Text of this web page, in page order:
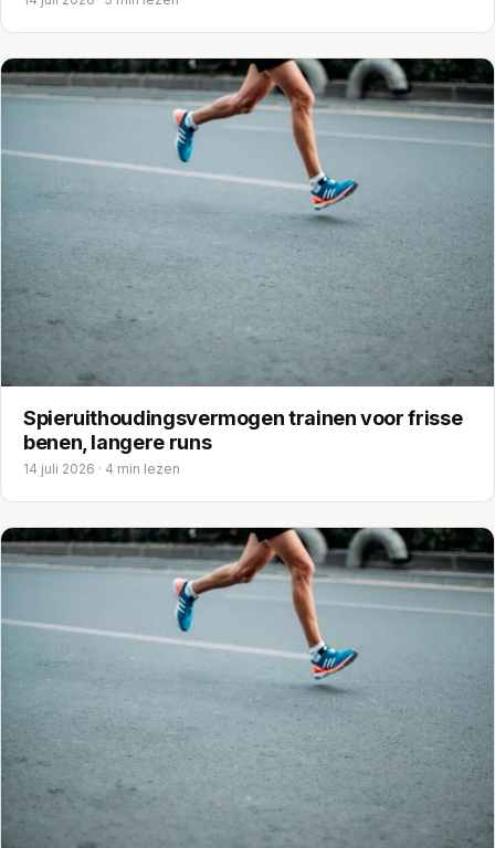
Spieruithoudingsvermogen trainen voor frisse
benen, langere runs
14 juli 2026 · 4 min lezen